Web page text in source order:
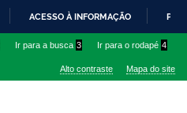
IR
O
ACESSO À INFORMAÇÃO
Ir para a busca 3 Ir para o rodapé 4
Alto contraste Mapa do site